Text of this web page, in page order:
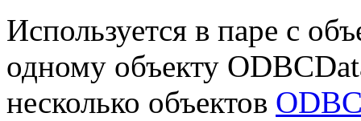
Используется в паре с
одному объекту
несколько объектов